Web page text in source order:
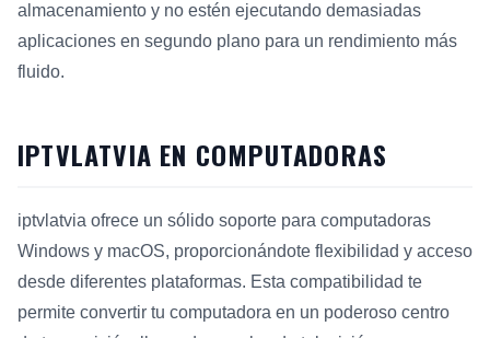
almacenamiento y no estén ejecutando demasiadas
aplicaciones en segundo plano para un rendimiento más
fluido.
IPTVLATVIA EN COMPUTADORAS
iptvlatvia ofrece un sólido soporte para computadoras
Windows y macOS, proporcionándote flexibilidad y acceso
desde diferentes plataformas. Esta compatibilidad te
permite convertir tu computadora en un poderoso centro